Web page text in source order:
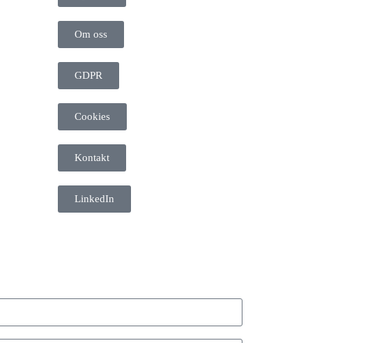
Om oss
GDPR
Cookies
Kontakt
LinkedIn